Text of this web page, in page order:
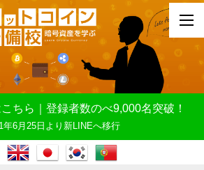
ちら｜登録者数のべ9,000名突破！
6月25日より新LINEへ移行